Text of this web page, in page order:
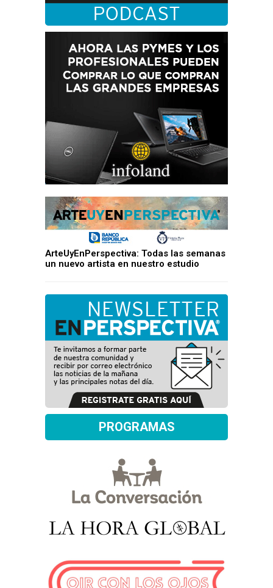
ArteUyEnPerspectiva: Todas las semanas
un nuevo artista en nuestro estudio
PROGRAMAS